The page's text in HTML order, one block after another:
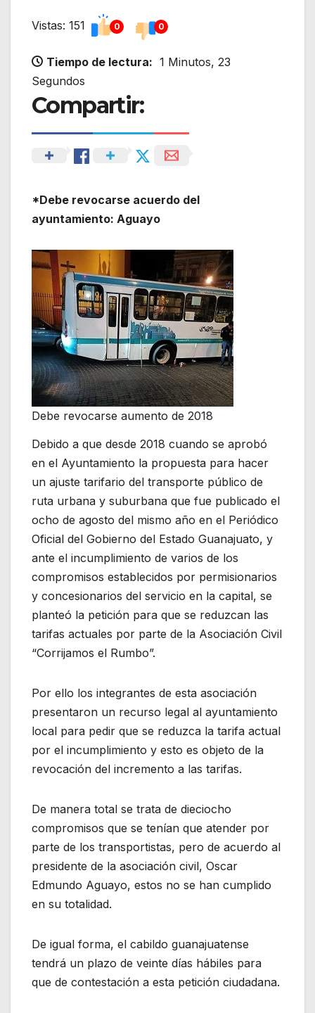
Vistas: 151 0 0
Tiempo de lectura: 1 Minutos, 23
Segundos
Compartir:
*Debe revocarse acuerdo del
ayuntamiento: Aguayo
Debe revocarse aumento de 2018
Debido a que desde 2018 cuando se aprobó
en el Ayuntamiento la propuesta para hacer
un ajuste tarifario del transporte público de
ruta urbana y suburbana que fue publicado el
ocho de agosto del mismo año en el Periódico
Oficial del Gobierno del Estado Guanajuato, y
ante el incumplimiento de varios de los
compromisos establecidos por permisionarios
y concesionarios del servicio en la capital, se
planteó la petición para que se reduzcan las
tarifas actuales por parte de la Asociación Civil
“Corrijamos el Rumbo”.
Por ello los integrantes de esta asociación
presentaron un recurso legal al ayuntamiento
local para pedir que se reduzca la tarifa actual
por el incumplimiento y esto es objeto de la
revocación del incremento a las tarifas.
De manera total se trata de dieciocho
compromisos que se tenían que atender por
parte de los transportistas, pero de acuerdo al
presidente de la asociación civil, Oscar
Edmundo Aguayo, estos no se han cumplido
en su totalidad.
De igual forma, el cabildo guanajuatense
tendrá un plazo de veinte días hábiles para
que de contestación a esta petición ciudadana.